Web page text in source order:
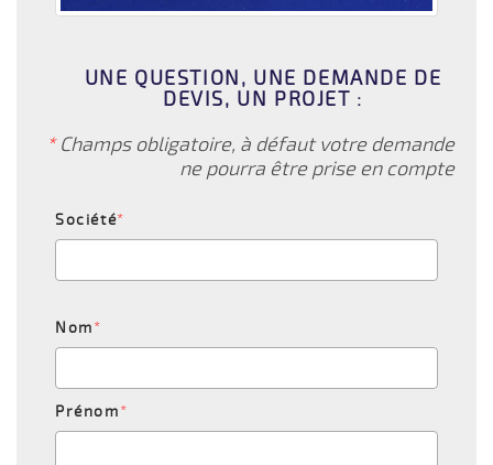
UNE QUESTION, UNE DEMANDE DE
DEVIS, UN PROJET :
*Champs obligatoire, à défaut votre demande
ne pourra être prise en compte
Société*
Nom*
Prénom*